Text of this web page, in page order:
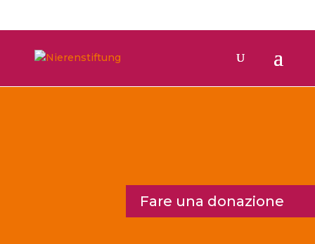
Fare una donazione